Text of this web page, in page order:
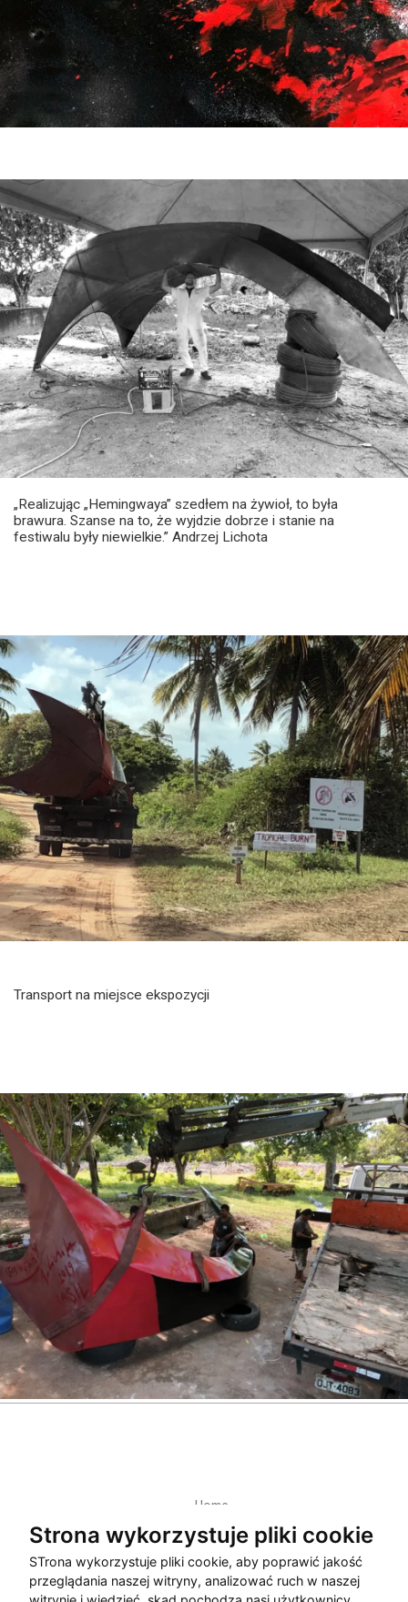
Strona wykorzystuje pliki cookie
STrona wykorzystuje pliki cookie, aby poprawić jakość
przeglądania naszej witryny, analizować ruch w naszej
„Realizując „Hemingwaya” szedłem na żywioł, to była
brawura. Szanse na to, że wyjdzie dobrze i stanie na
festiwalu były niewielkie.” Andrzej Lichota
Transport na miejsce ekspozycji
Home
Polityka Prywatności
kontakt